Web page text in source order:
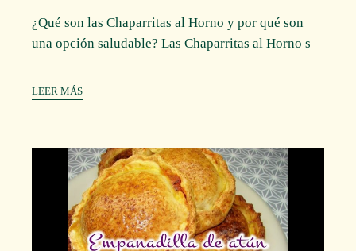
¿Qué son las Chaparritas al Horno y por qué son
una opción saludable? Las Chaparritas al Horno s
LEER MÁS